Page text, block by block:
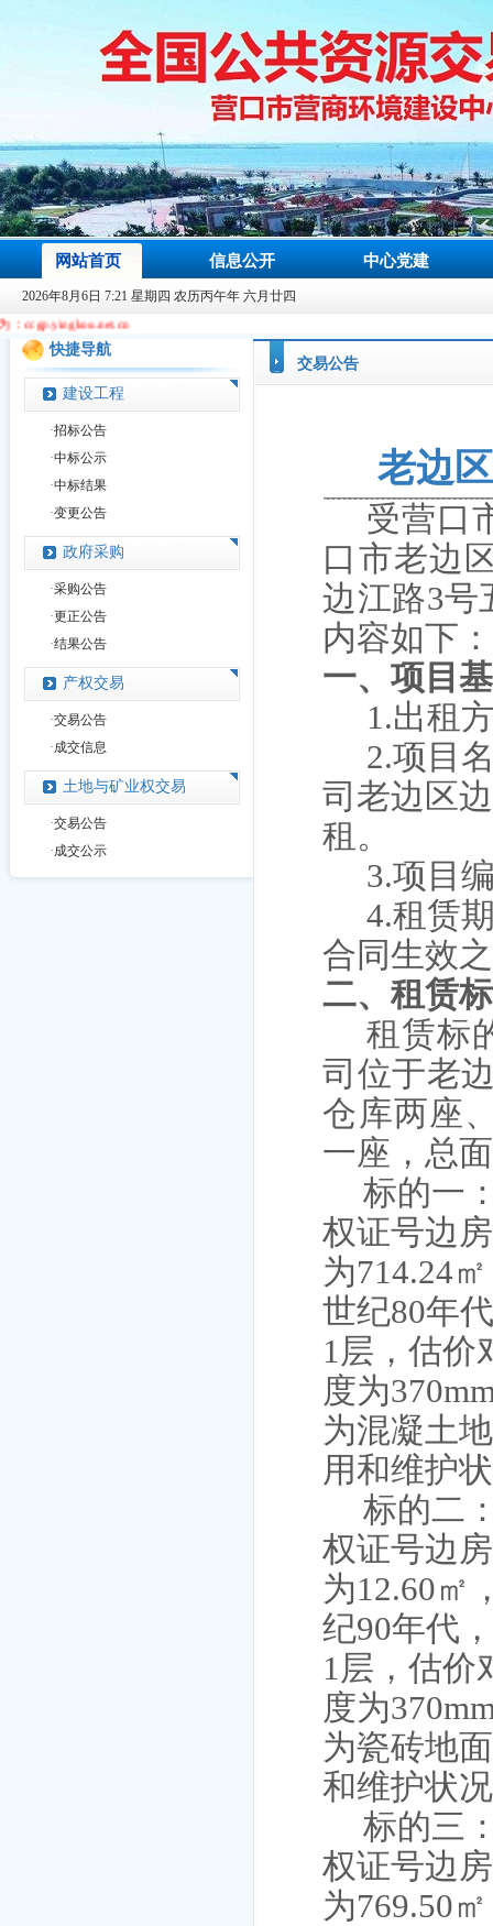
网站首页 信息公开 中心党建
2026年8月6日 7:21 星期四 农历丙午年 六月廿四
快捷导航
建设工程
·招标公告
·中标公示
·中标结果
·变更公告
政府采购
·采购公告
·更正公告
·结果公告
产权交易
·交易公告
·成交信息
土地与矿业权交易
·交易公告
·成交公示
交易公告
老边
受营口
口市老边
边江路3号
内容如下：
一、项目
1.出租
2.项目
司老边区
租。
3.项目
4.租赁
合同生效
二、租赁
租赁标
司位于老
仓库两座
一座，总
标的一
权证号边
为714.24
世纪80年
1层，估价
度为
为混凝土
用和维护
标的二
权证号边
为12.60㎡
纪90年代
1层，估价
度为
为瓷砖地
和维护状
标的三
权证号边
为769.50